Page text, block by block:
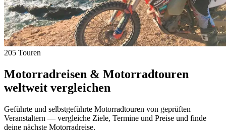
205 Touren
Motorradreisen & Motorradtouren
weltweit vergleichen
Geführte und selbstgeführte Motorradtouren von geprüften
Veranstaltern — vergleiche Ziele, Termine und Preise und finde
deine nächste Motorradreise.